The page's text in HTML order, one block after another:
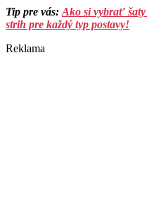
Tip pre vás:Ako si vybrať
strih pre každý typ postavy!
Reklama